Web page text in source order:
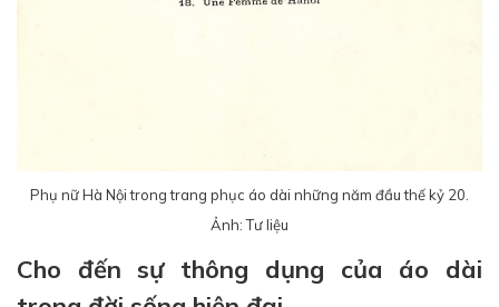
Phụ nữ Hà Nội trong trang phục áo dài những năm đầu thế kỷ 20.
Ảnh: Tư liệu
Cho đến sự thông dụng của áo dài